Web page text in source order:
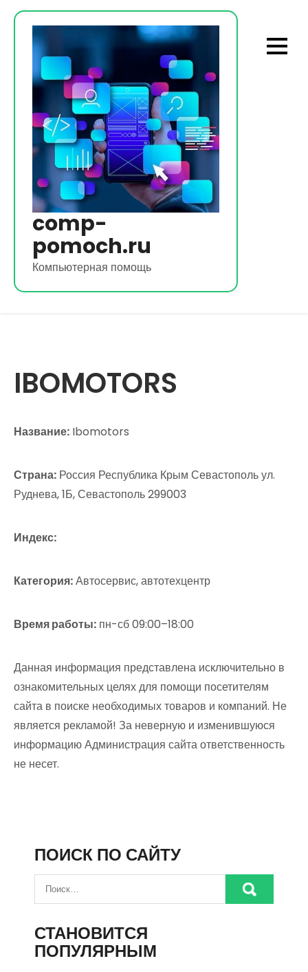
Перейти
содержимому
comp-
pomoch.ru
Компьютерная помощь
IBOMOTORS
Название: Ibomotors
Страна: Россия Республика Крым Севастополь ул.
Руднева, 1Б, Севастополь 299003
Индекс:
Категория:Автосервис, автотехцентр
Время работы: пн-сб 09:00–18:00
Данная информация представлена исключительно в
ознакомительных целях для помощи посетителям
сайта в поиске необходимых товаров и компаний. Не
является рекламой! За неверную и изменившуюся
информацию Администрация сайта ответственность
не несет.
ПОИСК ПО САЙТУ
СТАНОВИТСЯ
ПОПУЛЯРНЫМ